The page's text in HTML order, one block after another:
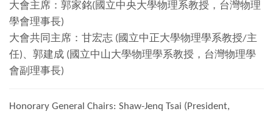
大會主席：郭家銘( 國立中央大學物理系教授，台灣物理
學會理事長)
大會共同主席：甘宏志 ( 國立中正大學物理學系教授/主
任)、郭建成 ( 國立中山大學物理學系教授，台灣物理學
會副理事長)
Honorary General Chairs: Shaw-Jenq Tsai (President,